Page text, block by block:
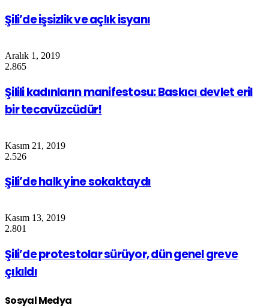
Şili’de işsizlik ve açlık isyanı
Aralık 1, 2019
2.865
Şilili kadınların manifestosu: Baskıcı devlet eril
bir tecavüzcüdür!
Kasım 21, 2019
2.526
Şili’de halk yine sokaktaydı
Kasım 13, 2019
2.801
Şili’de protestolar sürüyor, dün genel greve
çıkıldı
Sosyal Medya